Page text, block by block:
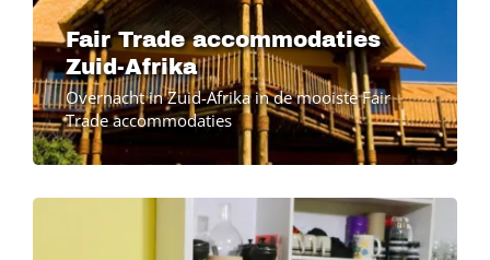
Fair Trade accommodaties
Zuid-Afrika
Overnacht in Zuid-Afrika in de mooiste Fair
Trade accommodaties
Image